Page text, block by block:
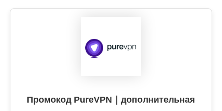
Промокод PureVPN｜дополнительная